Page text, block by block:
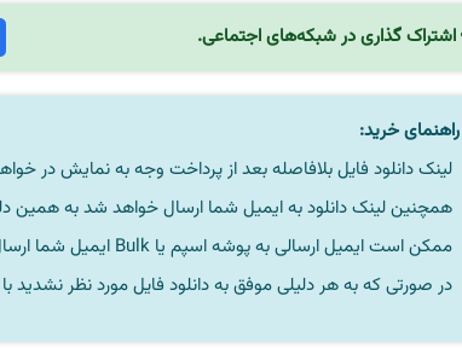
اشتراک گذاری در شبکه‌های اجتماعی.
خرید:
لینک دانلود فایل بلافاصله بعد از پرداخت وجه به نمایش در
همچنین لینک دانلود به ایمیل شما ارسال خواهد شد به همین
ممکن است ایمیل ارسالی به پوشه اسپم یا Bulk ایمیل شما ارسال شده باشد.
در صورتی که به هر دلیلی موفق به دانلود فایل مورد نظر نشدید